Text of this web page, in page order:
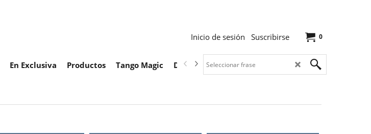
0
Inicio de sesión Suscribirse
En Exclusiva Productos Tango Magic Descargas